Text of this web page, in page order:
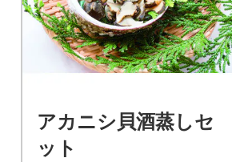
アカニシ貝酒蒸しセ
ット